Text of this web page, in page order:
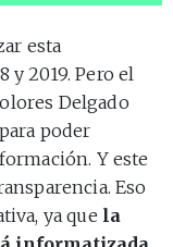
esta
y 2019. Pero el
Delgado
poder
Y este
Eso
ya que la